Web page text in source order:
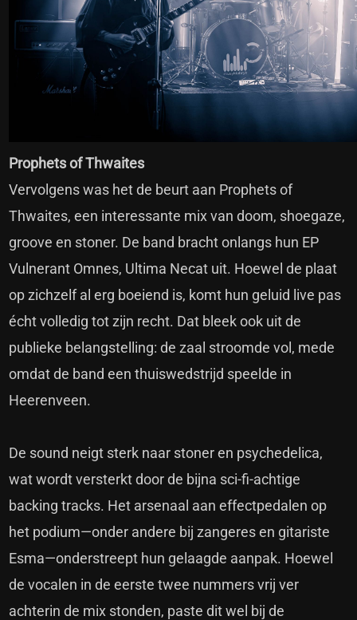
Prophets of Thwaites
Vervolgens was het de beurt aan Prophets of
Thwaites, een interessante mix van doom, shoegaze,
groove en stoner. De band bracht onlangs hun EP
Vulnerant Omnes, Ultima Necat uit. Hoewel de plaat
op zichzelf al erg boeiend is, komt hun geluid live pas
écht volledig tot zijn recht. Dat bleek ook uit de
publieke belangstelling: de zaal stroomde vol, mede
omdat de band een thuiswedstrijd speelde in
Heerenveen.
De sound neigt sterk naar stoner en psychedelica,
wat wordt versterkt door de bijna sci-fi-achtige
backing tracks. Het arsenaal aan effectpedalen op
het podium—onder andere bij zangeres en gitariste
Esma—onderstreept hun gelaagde aanpak. Hoewel
de vocalen in de eerste twee nummers vrij ver
achterin de mix stonden, paste dit wel bij de